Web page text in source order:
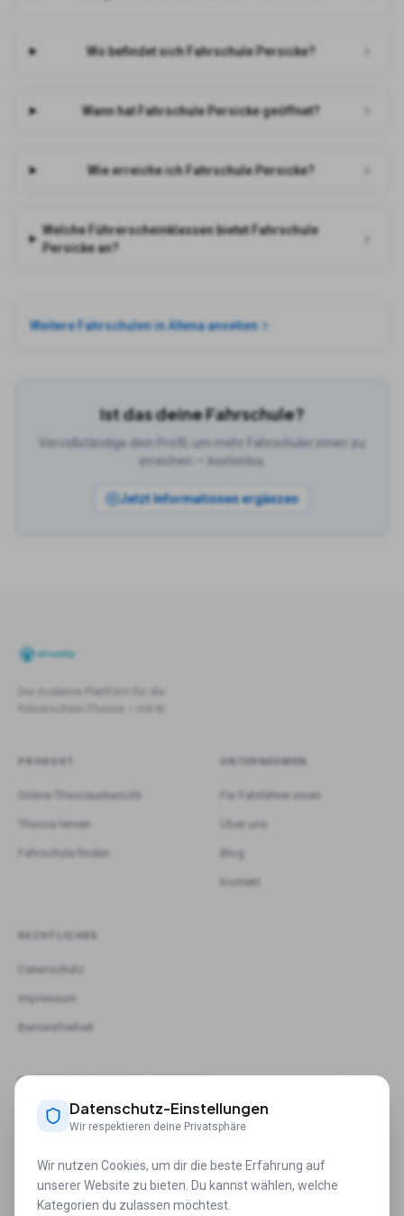
Wo befindet sich Fahrschule Persicke?
Wann hat Fahrschule Persicke geöffnet?
Wie erreiche ich Fahrschule Persicke?
Welche Führerscheinklassen bietet Fahrschule
Persicke an?
Weitere Fahrschulen inAltenaansehen
Ist das deine Fahrschule?
Vervollständige dein Profil, um mehr Fahrschüler:innen zu
erreichen — kostenlos.
Jetzt Informationen ergänzen
PRODUKT
Online-Theorieunterricht
Theorie lernen
Fahrschule finden
UNTERNEHMEN
Für Fahrlehrer:innen
Über uns
Blog
Kontakt
RECHTLICHES
Datenschutz
Impressum
Barrierefreiheit
FAHRSCHULEN IN TOP-STÄDTEN
BerlinHamburgMünchenKölnFrankfurt am MainStuttgart
Fahrschüler*innen.
Registrierte Nutzer*innen seit 2018 inkl. erfolgreich ausgebildeter Fahrschüler*innen
über Online-Theorie.
Fahrschulen mit erstelltem Profil und Nutzung der digitalen Services auf drivEddy.
Datenschutz-Einstellungen
Wir respektieren deine Privatsphäre
Wir nutzen Cookies, um dir die beste Erfahrung auf
unserer Website zu bieten. Du kannst wählen, welche
Kategorien du zulassen möchtest.